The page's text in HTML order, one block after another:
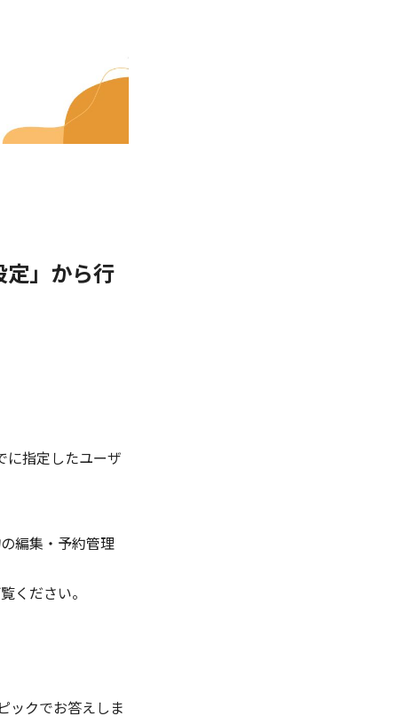
定」から行
に指定したユーザ
編集・予約管理
ください。
ックでお答えしま